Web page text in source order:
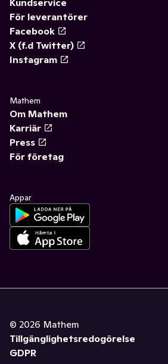
För leverantörer
Facebook
X (f.d Twitter)
Instagram
Mathem
Om Mathem
Karriär
Press
För företag
Appar
© 2026 Mathem
Tillgänglighetsredogörelse
GDPR